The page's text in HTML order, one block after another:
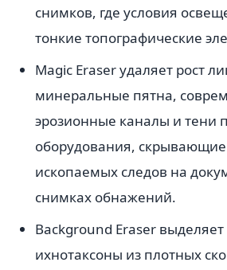
снимков, где условия
тонкие топографические
Magic Eraser удаляет рост
минеральные пятна,
эрозионные каналы и тени
оборудования, скрывающие
ископаемых следов на
снимках обнажений.
Background Eraser
ихнотаксоны из плотных